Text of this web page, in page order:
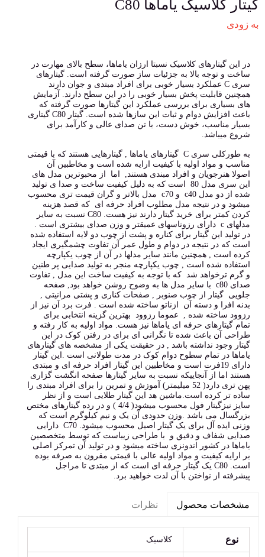
گیتار کلاسیک یاماها C80
به زودی
در این گیتارهای کلاسیک نسبتا ارزان یاماها، سطح بالای مهارت در
ساخت و توجه بالا به جزئیات ساز صورت گرفته است. گیتارهای
سری C عملکرد بسیار خوبی برای افراد مبتدی و جوان دارند
همچنین قابلیت پخش بسیار خوبی را در این سطح دارند. آزمایش
های بسیاری برای بررسی عملکرد این گیتارها صورت گرفته که
باعث افزایش دوام و ثبات این سازها شده است. گیتار C80 گیتاری
بسیار مناسب، خوش دست، با تن صدای عالی و کارآمد برای
شروع میباشد.
به طورکلی سری C گیتارهای یاماها , گیتارهایی هستند که با قیمتی
مناسب و مواد اولیه با کیفیت ارایه شده است و مخاطبین آن
اصولا هنرجویان و افراد مبندی هستند, اما از محبوترین مدل های
این سری مدل 80 است که به دلیل کیفیت ساخت و صدا ی تولید
شده از دو مدل c40 و c70 مدل بالاتر و گران قیمت تری محسوب
میشود و در نتیجه مدل مطلوب افراد حرفه ای که قصد هزینه
کردن کمتر برای خرید گیتار دارند نیز هست. C80 نسبت به سایر
مدلهای c دارای رزوناسهای عمیقتر و وزن صدای بیشتری است .
در تولید این گیتار برای کناره و پشت از چوب دو لایه استفاده شده
است که در نتیجه در دوام و طول عمر آن تفاوت چشمگیری ایجاد
کرده است , همچنین مانند سایر مدلها در آن از چوب یکپارچه
استفاده شده است , چوب یکپارچه منجر به تولید صدایی پر طنین
و گرم ترخواهد شد که با توجه به کیفیت ساخت این مدل , تفاوت
صدای c80 با سایر مدل ها به وضوح روشن خواهد بود, صفحه
جلویی گیتار از چوب صنوبر , صفحات کناری و پشتی مرانیتی ,
بدنه افرا و دسته آن ازناتو ساخته شده است . فرت برد آن نیز از
رزوود ساخته شده , عموما رزوود بهترین گزینه انتخابی برای
تمام گیتارهای حرفه ای یاماها نیز هست. مواد اولیه به کار رفته و
طراحی آن باعث شده تا نگرانی ای برای در رفتن کوک در این
گیتار وجود نداشته باشد , در حقیقت یکی از مشخصه های گیتارهای
یاماها در تمام سطوح دوام کوک در مدت طولانی است .این گیتار
دارای 19فرت است و مخاطبین این گیتار افراد حرفه ای و مبتدی
هستند اما از آنجاییکه نسبت به سایر گیتارها صفحه انگشت گزاری
پهن تری دارد( 52 میلیمتر) آموزش و تمرین را برای افراد مبتدی را
ساده تر کرده است.ماشین هد این گیتار طلایی است و از نظر
سایز نیزگیتار فول محسوب میشود( 4/4 ) و در رده گیتارهای مختص
بزرگسال می باشد .وزن حدودی آن یک و نیم کیلوگرم است که
وزنی ایده آل برای یک گیتار اصیل محسوب میشود. C70 دارایی
صدایی شفاف و دقیق و با طراحی زیباست که توسط متخصصین
یاماها در کشور اندونزی ساخته میشود و در تولید آن تمرکز اصلی
بر ارایه کیفیت و مواد اولیه عالی با قیمتی مقرون به صرفه بوده
است. C80 یک گیتار حرفه ای است که از مبتدی تا مراجل
پیشرفته از نواختن با آن لدت خواهید برد.
مشخصات محصول نظرات
نوع کلاسیک